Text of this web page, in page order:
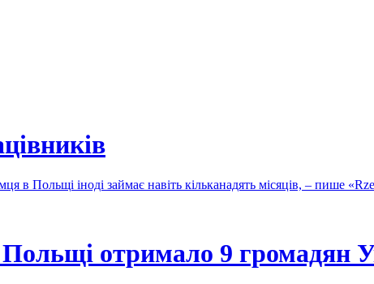
в Польщі іноді займає навіть кільканадять місяців, – пише
отримало 9 громадян